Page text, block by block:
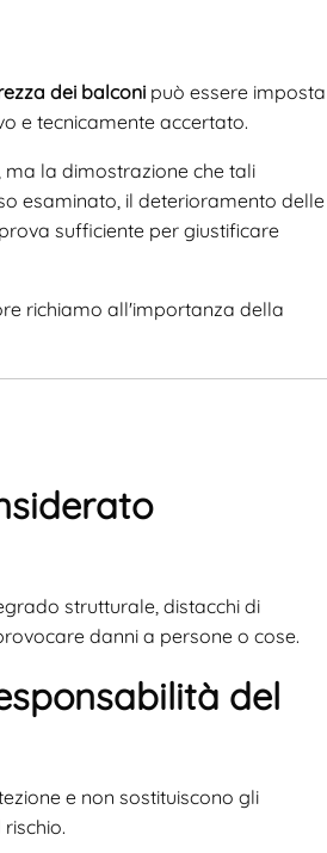
dei balconi può essere imposta
e tecnicamente accertato.
la dimostrazione che tali
esaminato, il deterioramento delle
sufficiente per giustificare
richiamo all'importanza della
strutturale, distacchi di
danni a persone o cose.
del
e non sostituiscono gli